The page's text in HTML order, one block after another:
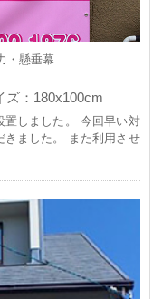
・懸垂幕
ズ：180x100cm
置しました。 今回早い対
きました。 また利用させ